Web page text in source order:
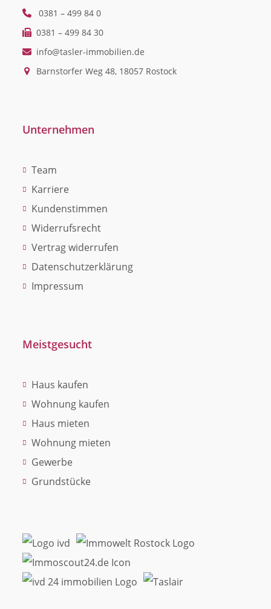
0381 – 499 84 0
0381 – 499 84 30
info@tasler-immobilien.de
Barnstorfer Weg 48, 18057 Rostock
Unternehmen
Team
Karriere
Kundenstimmen
Widerrufsrecht
Vertrag widerrufen
Datenschutzerklärung
Impressum
Meistgesucht
Haus kaufen
Wohnung kaufen
Haus mieten
Wohnung mieten
Gewerbe
Grundstücke